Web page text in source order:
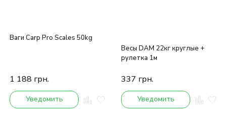
Ваги Carp Pro Scales 50kg
1 188 грн.
Уведомить
Весы DAM 22кг круглые +
рулетка 1м
337 грн.
Уведомить